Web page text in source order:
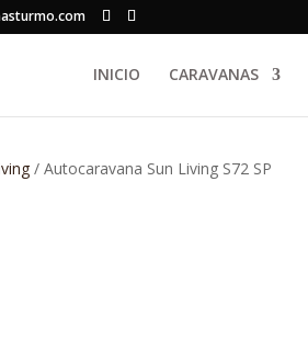
INICIO CARAVANAS
/ Autocaravana Sun Living S72 SP